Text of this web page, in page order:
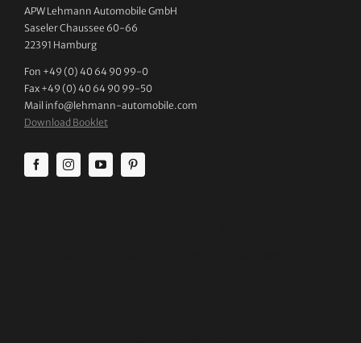
APW Lehmann Automobile GmbH
Saseler Chaussee 60-66
22391 Hamburg
Fon +49 (0) 40 64 90 99-0
Fax +49 (0) 40 64 90 99-50
Mail info@lehmann-automobile.com
Download Booklet